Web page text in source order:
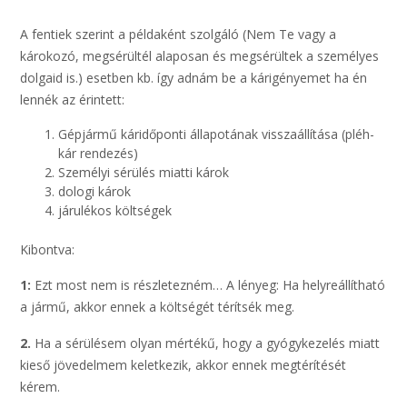
A fentiek szerint a példaként szolgáló (Nem Te vagy a
károkozó, megsérültél alaposan és megsérültek a személyes
dolgaid is.) esetben kb. így adnám be a kárigényemet ha én
lennék az érintett:
Gépjármű káridőponti állapotának visszaállítása (pléh-
kár rendezés)
Személyi sérülés miatti károk
dologi károk
járulékos költségek
Kibontva:
1: Ezt most nem is részletezném… A lényeg: Ha helyreállítható
a jármű, akkor ennek a költségét térítsék meg.
2. Ha a sérülésem olyan mértékű, hogy a gyógykezelés miatt
kieső jövedelmem keletkezik, akkor ennek megtérítését
kérem.